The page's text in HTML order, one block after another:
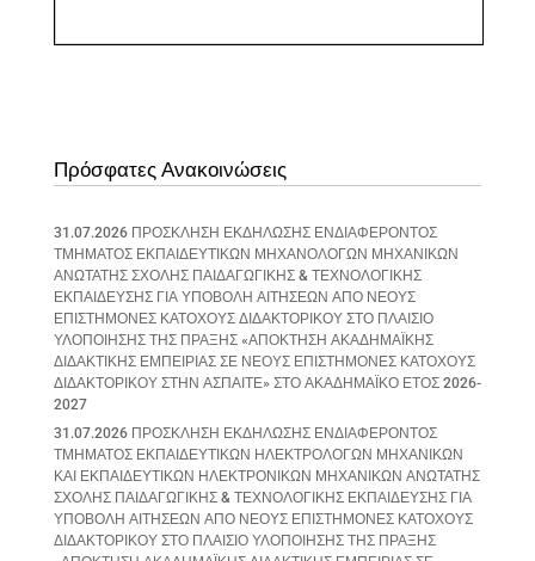
Πρόσφατες Ανακοινώσεις
31.07.2026 ΠΡΟΣΚΛΗΣΗ ΕΚΔΗΛΩΣΗΣ ΕΝΔΙΑΦΕΡΟΝΤΟΣ
ΤΜΗΜΑΤΟΣ ΕΚΠΑΙΔΕΥΤΙΚΩΝ ΜΗΧΑΝΟΛΟΓΩΝ ΜΗΧΑΝΙΚΩΝ
ΑΝΩΤΑΤΗΣ ΣΧΟΛΗΣ ΠΑΙΔΑΓΩΓΙΚΗΣ & ΤΕΧΝΟΛΟΓΙΚΗΣ
ΕΚΠΑΙΔΕΥΣΗΣ ΓΙΑ ΥΠΟΒΟΛΗ ΑΙΤΗΣΕΩΝ ΑΠΟ ΝΕΟΥΣ
ΕΠΙΣΤΗΜΟΝΕΣ ΚΑΤΟΧΟΥΣ ΔΙΔΑΚΤΟΡΙΚΟΥ ΣΤΟ ΠΛΑΙΣΙΟ
ΥΛΟΠΟΙΗΣΗΣ ΤΗΣ ΠΡΑΞΗΣ «ΑΠΟΚΤΗΣΗ ΑΚΑΔΗΜΑΪΚΗΣ
ΔΙΔΑΚΤΙΚΗΣ ΕΜΠΕΙΡΙΑΣ ΣΕ ΝΕΟΥΣ ΕΠΙΣΤΗΜΟΝΕΣ ΚΑΤΟΧΟΥΣ
ΔΙΔΑΚΤΟΡΙΚΟΥ ΣΤΗΝ ΑΣΠΑΙΤΕ» ΣΤΟ ΑΚΑΔΗΜΑΪΚΟ ΕΤΟΣ 2026-
2027
31.07.2026 ΠΡΟΣΚΛΗΣΗ ΕΚΔΗΛΩΣΗΣ ΕΝΔΙΑΦΕΡΟΝΤΟΣ
ΤΜΗΜΑΤΟΣ ΕΚΠΑΙΔΕΥΤΙΚΩΝ ΗΛΕΚΤΡΟΛΟΓΩΝ ΜΗΧΑΝΙΚΩΝ
ΚΑΙ ΕΚΠΑΙΔΕΥΤΙΚΩΝ ΗΛΕΚΤΡΟΝΙΚΩΝ ΜΗΧΑΝΙΚΩΝ ΑΝΩΤΑΤΗΣ
ΣΧΟΛΗΣ ΠΑΙΔΑΓΩΓΙΚΗΣ & ΤΕΧΝΟΛΟΓΙΚΗΣ ΕΚΠΑΙΔΕΥΣΗΣ ΓΙΑ
ΥΠΟΒΟΛΗ ΑΙΤΗΣΕΩΝ ΑΠΟ ΝΕΟΥΣ ΕΠΙΣΤΗΜΟΝΕΣ ΚΑΤΟΧΟΥΣ
ΔΙΔΑΚΤΟΡΙΚΟΥ ΣΤΟ ΠΛΑΙΣΙΟ ΥΛΟΠΟΙΗΣΗΣ ΤΗΣ ΠΡΑΞΗΣ